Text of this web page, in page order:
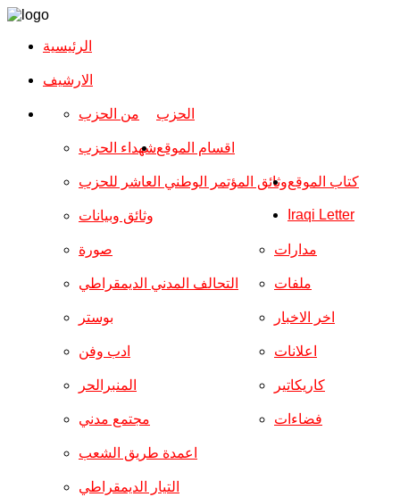
الرئيسية
الارشیف
الحزب من الحزب
شهداء الحزب
وثائق المؤتمر الوطني العاشر للحزب
وثائق وبيانات
اقسام الموقع
صورة
التحالف المدني الديمقراطي
بوستر
ادب وفن
المنبرالحر
مجتمع مدني
مدارات
ملفات
اخر الاخبار
اعلانات
كاريكاتير
فضاءات
اعمدة طريق الشعب
التيار الديمقراطي
كتاب الموقع
Iraqi Letter